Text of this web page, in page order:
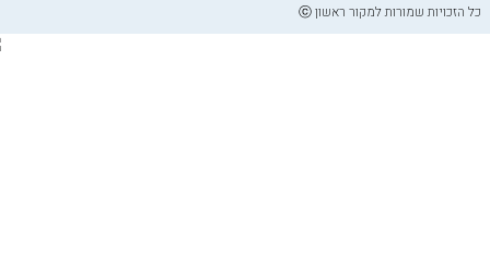
כל הזכויות שמורות למקור ראשון ⓒ